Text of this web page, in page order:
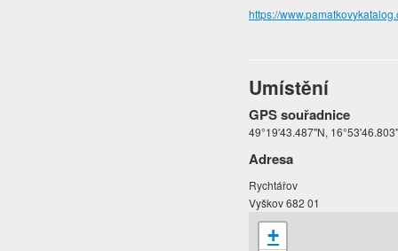
https://
Umístění
GPS souřadnice
49°19'43.487"N,
Adresa
Rychtářov
Vyškov 682 01
+